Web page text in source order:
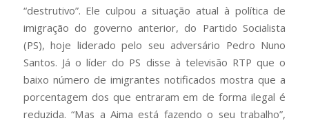
“destrutivo”. Ele culpou a situação atual à política de
imigração do governo anterior, do Partido Socialista
(PS), hoje liderado pelo seu adversário Pedro Nuno
Santos. Já o líder do PS disse à televisão RTP que o
baixo número de imigrantes notificados mostra que a
porcentagem dos que entraram em de forma ilegal é
reduzida. “Mas a Aima está fazendo o seu trabalho”,